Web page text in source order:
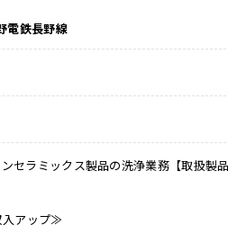
電鉄長野線
ンセラミックス製品の洗浄業務【取扱製
入アップ≫